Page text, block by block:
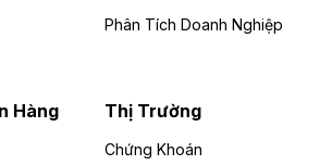
Lai mở rộng ‘hệ sinh thái’
có sự góp vốn của Công ty Cổ
Phân Tích Doanh Nghiệp
Hàng Thị Trường
Chứng Khoán